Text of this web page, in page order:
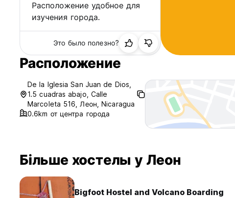
Расположение удобное для
изучения города.
Это было полезно?
Расположение
De la Iglesia San Juan de Dios,
1.5 cuadras abajo, Calle
Marcoleta 516, Леон, Nicaragua
0.6km от центра города
Більше хостелы у Леон
Bigfoot Hostel and Volcano Boarding